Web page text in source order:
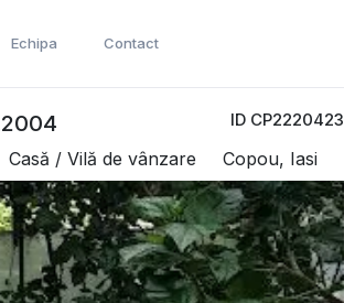
Echipa Contact
ID CP2220423
Casă / Vilă de vânzare Copou, Iasi